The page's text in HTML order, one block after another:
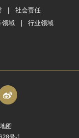
社会责任
领域
行业领域
图